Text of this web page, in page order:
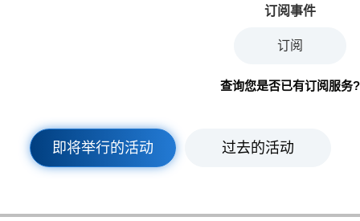
订阅事件
订阅
查询您是否已有订阅服务?
即将举行的活动 过去的活动